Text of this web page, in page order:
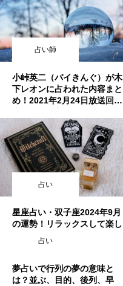
占い師
小峠英二（バイきんぐ）が木
下レオンに占われた内容まと
め！2021年2月24日放送回！
か？
占い
星座占い・双子座2024年9月
の運勢！リラックスして楽し
む時期到来！
占い
夢占いで行列の夢の意味と
は？並ぶ、目的、後列、早